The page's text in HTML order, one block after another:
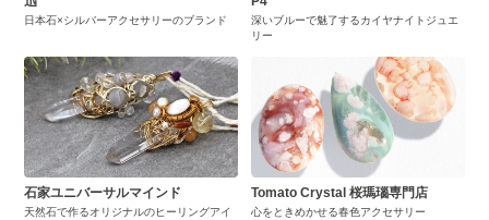
日本石×シルバーアクセサリーのブランド
深いブルーで魅了するカイヤナイトジュエ
リー
石家ユニバーサルマインド
天然石で作るオリジナルのヒーリングアイ
Tomato Crystal 桜瑪瑙専門店
心をときめかせる春色アクセサリー